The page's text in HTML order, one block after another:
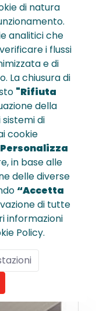
di natura
analitici che
i flussi
e di
La chiusura di
"Rifiuta
della
sistemi di
cookie
Personalizza
in base alle
delle diverse
“Accetta
di tutte
informazioni
Policy.